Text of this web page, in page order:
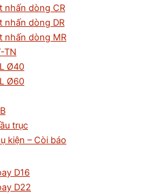
nhấn dòng CR
nhấn dòng DR
nhấn dòng MR
TN
Ø40
Ø60
trục
kiện – Còi báo
D16
D22